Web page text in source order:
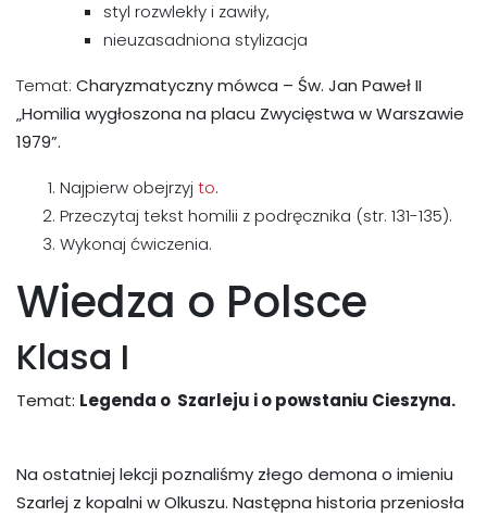
styl rozwlekły i zawiły,
nieuzasadniona stylizacja
Temat: Charyzmatyczny mówca – Św. Jan Paweł II
„Homilia wygłoszona na placu Zwycięstwa w Warszawie
1979”.
Najpierw obejrzyj to.
Przeczytaj tekst homilii z podręcznika (str. 131-135).
Wykonaj ćwiczenia.
Wiedza o Polsce
Klasa I
Temat: Legenda o Szarleju i o powstaniu Cieszyna.
Na ostatniej lekcji poznaliśmy złego demona o imieniu
Szarlej z kopalni w Olkuszu. Następna historia przeniosła